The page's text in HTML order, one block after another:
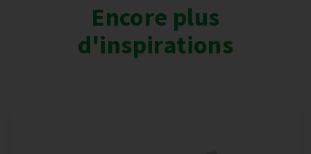
Encore plus
d'inspirations